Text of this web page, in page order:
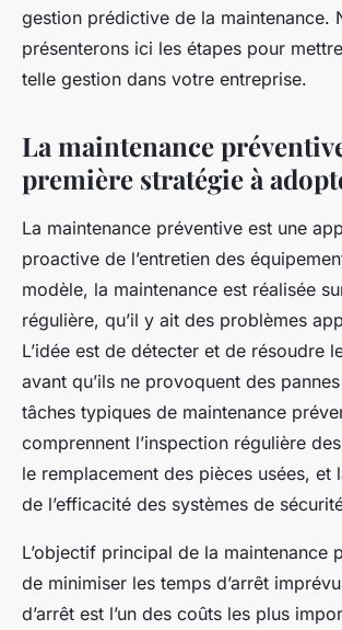
gestion prédictive de la maintenance.
présenterons ici les étapes pour
telle gestion dans votre entreprise.
La maintenance
première stratégie à
La maintenance préventive est une
proactive de l’entretien des
modèle, la maintenance est réalisée
régulière, qu’il y ait des problèmes
L’idée est de détecter et de résoudre
avant qu’ils ne provoquent des
tâches typiques de maintenance
comprennent l’inspection régulière
le remplacement des pièces usées, et
de l’efficacité des systèmes de
L’objectif principal de la maintenance
de minimiser les temps d’arrêt
d’arrêt est l’un des coûts les plus